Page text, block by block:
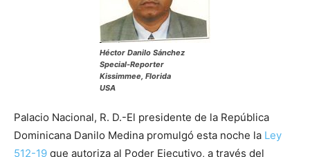
Héctor Danilo Sánchez
Special-Reporter
Kissimmee, Florida
USA
Palacio Nacional, R. D.-El presidente de la República
Dominicana Danilo Medina promulgó esta noche la Ley
512-19 que autoriza al Poder Ejecutivo, a través del